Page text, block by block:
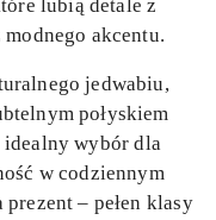
lubią detale z
akcentu.
jedwabiu,
połyskiem
idealny wybór dla
w codziennym
– pełen klasy